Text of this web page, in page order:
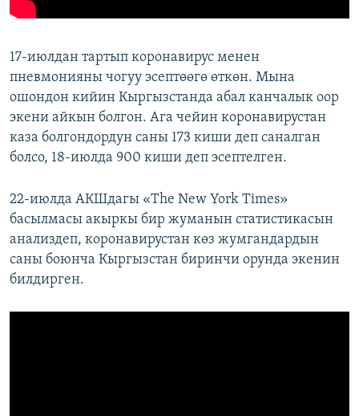
17-июлдан тартып коронавирус менен
пневмонияны чогуу эсептөөгө өткөн. Мына
ошондон кийин Кыргызстанда абал канчалык оор
экени айкын болгон. Ага чейин коронавирустан
каза болгондордун саны 173 киши деп саналган
болсо, 18-июлда 900 киши деп эсептелген.
22-июлда АКШдагы «The New York Times»
басылмасы акыркы бир жуманын статистикасын
анализдеп, коронавирустан көз жумгандардын
саны боюнча Кыргызстан биринчи орунда экенин
билдирген.